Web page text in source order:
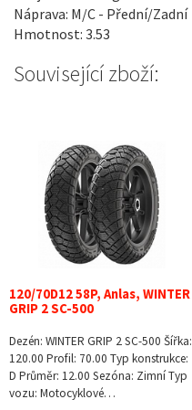
Náprava: M/C - Přední/Zadní
Hmotnost: 3.53
Související zboží:
120/70D12 58P, Anlas, WINTER
GRIP 2 SC-500
Dezén: WINTER GRIP 2 SC-500 Šířka:
120.00 Profil: 70.00 Typ konstrukce:
D Průměr: 12.00 Sezóna: Zimní Typ
vozu: Motocyklové…